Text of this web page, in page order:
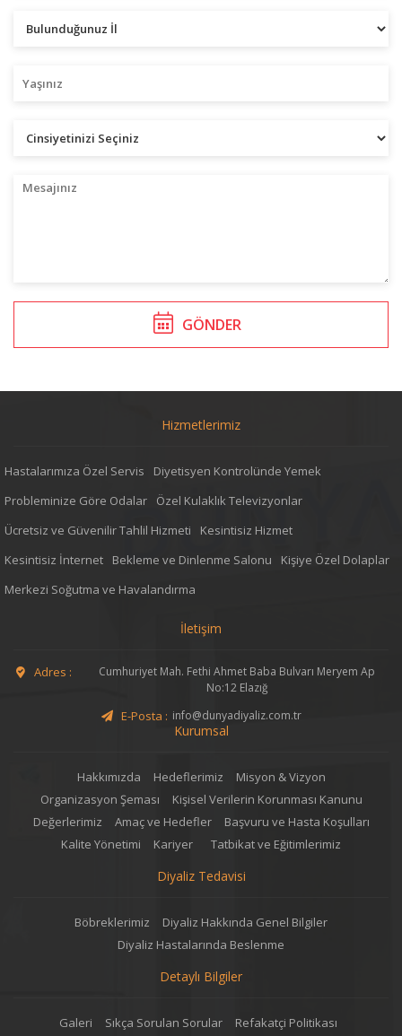
Hizmetlerimiz
Hastalarımıza Özel Servis
Diyetisyen Kontrolünde Yemek
Probleminize Göre Odalar
Özel Kulaklık Televizyonlar
Ücretsiz ve Güvenilir Tahlil Hizmeti
Kesintisiz Hizmet
Kesintisiz İnternet
Bekleme ve Dinlenme Salonu
Kişiye Özel Dolaplar
Merkezi Soğutma ve Havalandırma
İletişim
Adres :
Cumhuriyet Mah. Fethi Ahmet Baba Bulvarı Meryem Ap
No:12 Elazığ
E-Posta : info@dunyadiyaliz.com.tr
Kurumsal
Hakkımızda Hedeflerimiz
Misyon & Vizyon
Organizasyon Şeması
Kişisel Verilerin Korunması Kanunu
Değerlerimiz
Amaç ve Hedefler
Başvuru ve Hasta Koşulları
Kalite Yönetimi
Kariyer Tatbikat ve Eğitimlerimiz
Diyaliz Tedavisi
Böbreklerimiz
Diyaliz Hakkında Genel Bilgiler
Diyaliz Hastalarında Beslenme
Detaylı Bilgiler
Galeri Sıkça Sorulan Sorular Refakatçi Politikası